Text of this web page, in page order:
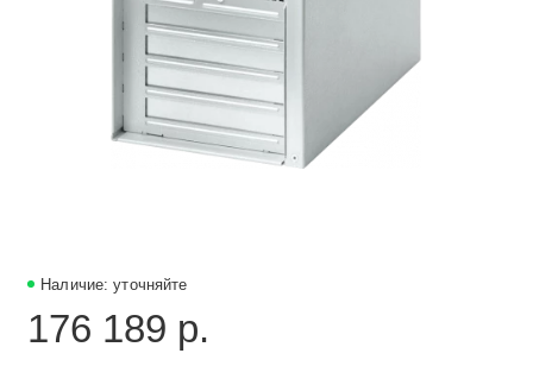
Наличие: уточняйте
176 189 р.